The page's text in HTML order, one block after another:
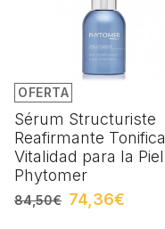
OFERTA
Sérum Structuriste
Reafirmante Tonifica
Vitalidad para la Piel
Phytomer
84,50€ 74,36€